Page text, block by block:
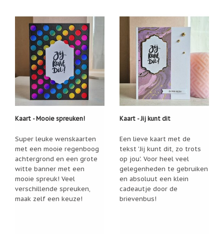
leven
webshop
(door
Jade
passend
bij
rouw:
wanneer
woorden
tekortschieten
De
Lotus
De
Kaart - Mooie spreuken!
Super leuke wenskaarten
met een mooie regenboog
achtergrond en een grote
witte banner met een
mooie spreuk! Veel
verschillende spreuken,
maak zelf een keuze!
Kaart - Jij kunt dit
Een lieve kaart met de
tekst 'Jij kunt dit, zo trots
op jou'. Voor heel veel
gelegenheden te gebruiken
en absoluut een klein
cadeautje door de
brievenbus!